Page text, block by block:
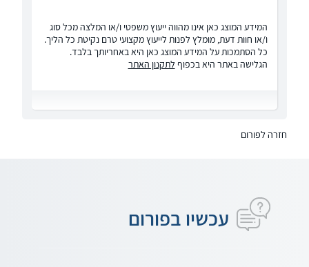
המידע המוצג כאן אינו מהווה ייעוץ משפטי ו/או המלצה מכל סוג
ו/או חוות דעת, מומלץ לפנות לייעוץ מקצועי טרם נקיטת כל הליך.
כל הסתמכות על המידע המוצג כאן היא באחריותך בלבד.
הגלישה באתר היא בכפוף לתקנון האתר
חזרה לפורום
עכשיו בפורום